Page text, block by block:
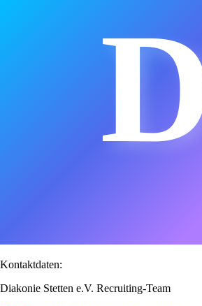
Kontaktdaten:
Diakonie Stetten e.V. Recruiting-Team